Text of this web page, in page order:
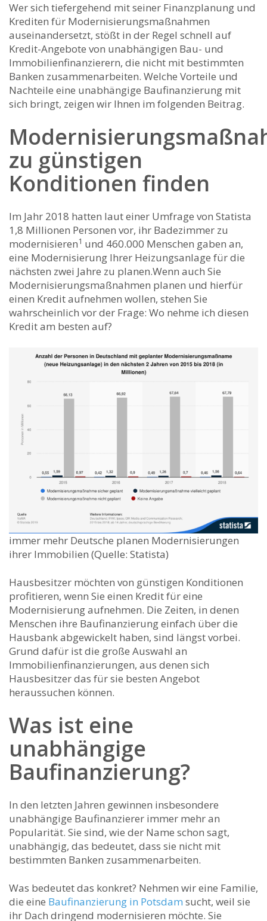
Wer sich tiefergehend mit seiner Finanzplanung und
Krediten für Modernisierungsmaßnahmen
auseinandersetzt, stößt in der Regel schnell auf
Kredit-Angebote von unabhängigen Bau- und
Immobilienfinanzierern, die nicht mit bestimmten
Banken zusammenarbeiten. Welche Vorteile und
Nachteile eine unabhängige Baufinanzierung mit
sich bringt, zeigen wir Ihnen im folgenden Beitrag.
zu günstigen
Konditionen finden
Im Jahr 2018 hatten laut einer Umfrage von Statista
1,8 Millionen Personen vor, ihr Badezimmer zu
modernisieren1 und 460.000 Menschen gaben an,
eine Modernisierung Ihrer Heizungsanlage für die
nächsten zwei Jahre zu planen.Wenn auch Sie
Modernisierungsmaßnahmen planen und hierfür
einen Kredit aufnehmen wollen, stehen Sie
wahrscheinlich vor der Frage: Wo nehme ich diesen
Kredit am besten auf?
immer mehr Deutsche planen Modernisierungen
ihrer Immobilien (Quelle: Statista)
Hausbesitzer möchten von günstigen Konditionen
profitieren, wenn Sie einen Kredit für eine
Modernisierung aufnehmen. Die Zeiten, in denen
Menschen ihre Baufinanzierung einfach über die
Hausbank abgewickelt haben, sind längst vorbei.
Grund dafür ist die große Auswahl an
Immobilienfinanzierungen, aus denen sich
Hausbesitzer das für sie besten Angebot
heraussuchen können.
Was ist eine
unabhängige
Baufinanzierung?
In den letzten Jahren gewinnen insbesondere
unabhängige Baufinanzierer immer mehr an
Popularität. Sie sind, wie der Name schon sagt,
unabhängig, das bedeutet, dass sie nicht mit
bestimmten Banken zusammenarbeiten.
Was bedeutet das konkret? Nehmen wir eine Familie,
die eine Baufinanzierung in Potsdam sucht, weil sie
ihr Dach dringend modernisieren möchte. Sie